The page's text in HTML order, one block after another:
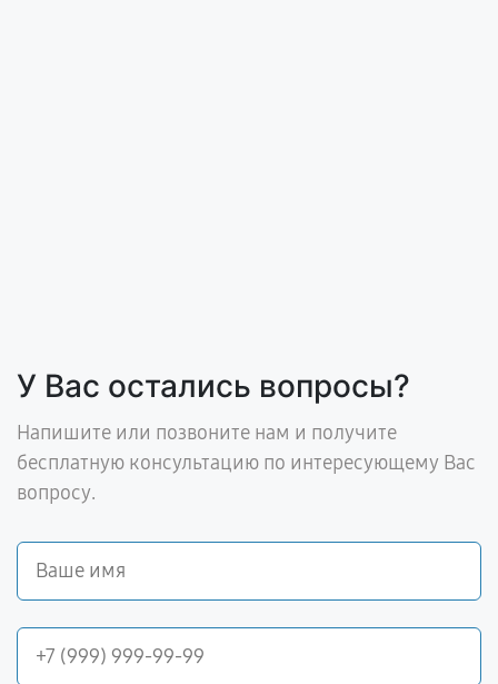
У Вас остались вопросы?
Напишите или позвоните нам и получите
бесплатную консультацию по интересующему Вас
вопросу.